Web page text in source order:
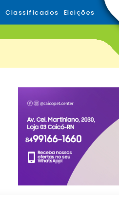
Classificados Eleições